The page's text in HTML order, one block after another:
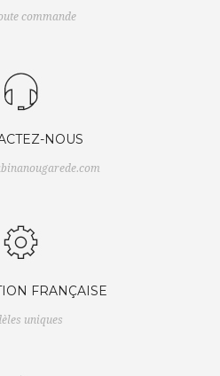
commande
NOUS
FRANÇAISE
uniques